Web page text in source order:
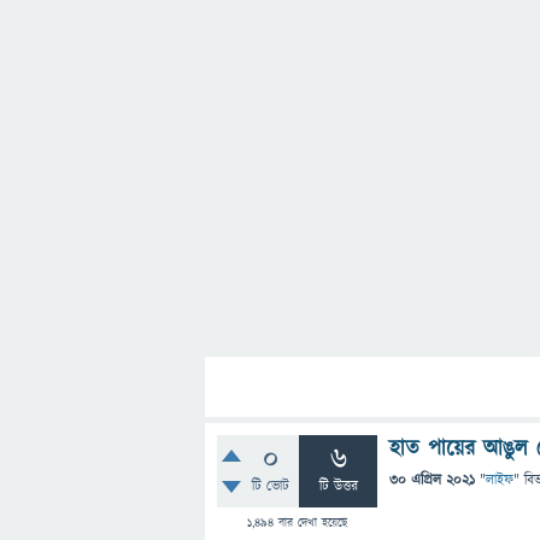
0
টি ভোট
6
টি উত্তর
1,494 বার দেখা হয়েছে
হাত পায়ের আঙুল
30 এপ্রিল 2021 "লাইফ"